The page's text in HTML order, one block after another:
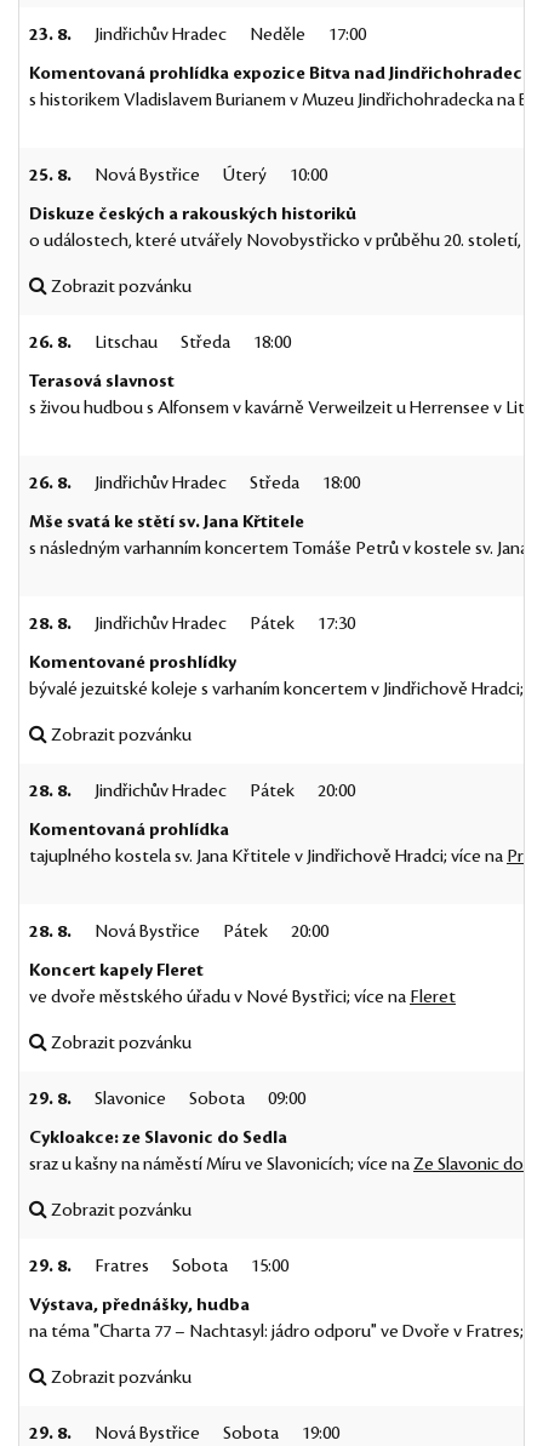
23. 8. Jindřichův Hradec Neděle
17:00
Komentovaná prohlídka expozice Bitva nad
s historikem Vladislavem Burianem v Muzeu Jindřichohradecka na
25. 8. Nová Bystřice Úterý
10:00
Diskuze českých a rakouských historiků
o událostech, které utvářely Novobystřicko v průběhu 20. století,
Zobrazit pozvánku
26. 8. Litschau Středa
18:00
Terasová slavnost
s živou hudbou s Alfonsem v kavárně Verweilzeit u Herrensee v
26. 8. Jindřichův Hradec Středa
18:00
Mše svatá ke stětí sv. Jana Křtitele
s následným varhanním koncertem Tomáše Petrů v kostele sv. Jana
28. 8. Jindřichův Hradec Pátek
17:30
Komentované proshlídky
bývalé jezuitské koleje s varhaním koncertem v Jindřichově Hradci;
Zobrazit pozvánku
28. 8. Jindřichův Hradec Pátek
20:00
Komentovaná prohlídka
tajuplného kostela sv. Jana Křtitele v Jindřichově Hradci; více na
28. 8. Nová Bystřice Pátek
20:00
Koncert kapely Fleret
ve dvoře městského úřadu v Nové Bystřici; více na Fleret
Zobrazit pozvánku
29. 8. Slavonice Sobota
09:00
Cykloakce: ze Slavonic do Sedla
sraz u kašny na náměstí Míru ve Slavonicích; více naZe Slavonic do
Zobrazit pozvánku
29. 8. Fratres Sobota
15:00
Výstava, přednášky, hudba
na téma "Charta 77 – Nachtasyl: jádro odporu" ve Dvoře v Fratres;
Zobrazit pozvánku
29. 8. Nová Bystřice Sobota
19:00